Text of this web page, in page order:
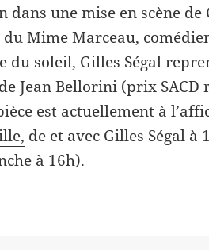
dans une mise en scène
Mime Marceau,
du soleil, Gilles Ségal
Jean Bellorini (prix
est actuellement à
de et avec Gilles Ségal à
à 16h).